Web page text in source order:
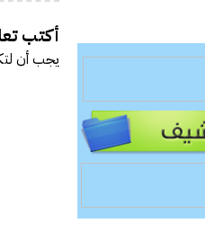
أكتب
يجب أن